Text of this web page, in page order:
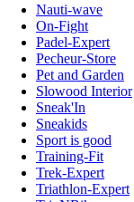
Nauti-wave
On-Fight
Padel-Expert
Pecheur-Store
Pet and Garden
Slowood Interior
Sneak'In
Sneakids
Sport is good
Training-Fit
Trek-Expert
Triathlon-Expert